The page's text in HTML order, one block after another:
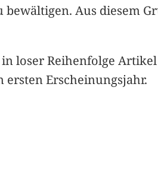
Aus diesem
loser Reihenfolge
Erscheinungsjahr.